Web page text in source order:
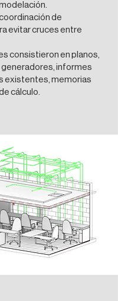
de
evitar cruces entre
consistieron en planos,
informes
existentes, memorias
cálculo.